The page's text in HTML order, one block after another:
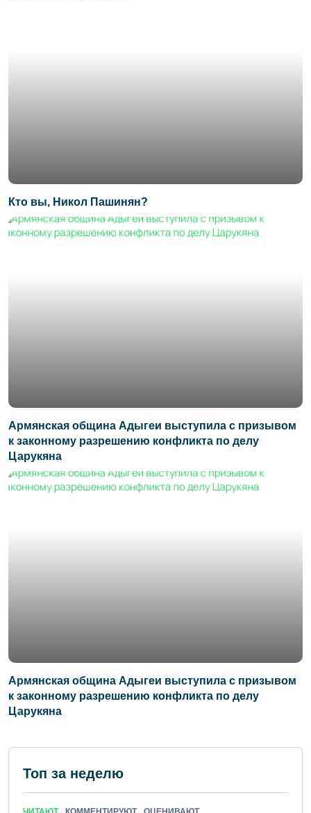
Кто вы, Никол Пашинян?
Армянская община Адыгеи выступила с призывом
к законному разрешению конфликта по делу
Царукяна
Армянская община Адыгеи выступила с призывом
к законному разрешению конфликта по делу
Царукяна
Топ за неделю